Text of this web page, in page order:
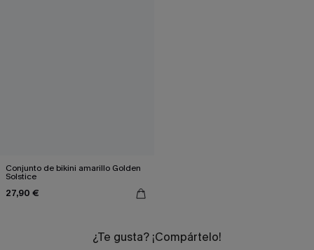
Conjunto de bikini amarillo Golden
Solstice
27,90 €
¿Te gusta? ¡Compártelo!